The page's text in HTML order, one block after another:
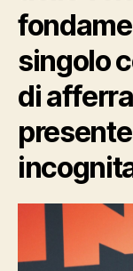
singolo
di